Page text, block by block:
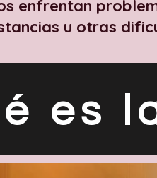
enfrentan
u otras
es